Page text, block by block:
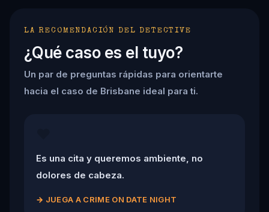
LA RECOMENDACIÓN DEL DETECTIVE
¿Qué caso es el tuyo?
Un par de preguntas rápidas para orientarte
hacia el caso de Brisbane ideal para ti.
Es una cita y queremos ambiente, no
dolores de cabeza.
→ JUEGA A CRIME ON DATE NIGHT